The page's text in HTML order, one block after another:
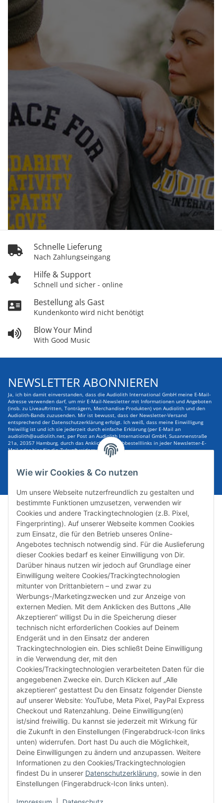
Wie wir Cookies & Co nutzen
Um unsere Webseite nutzerfreundlich zu gestalten und
bestimmte Funktionen umzusetzen, verwenden wir
Cookies und andere Trackingtechnologien (z.B. Pixel,
Fingerprinting). Auf unserer Webseite kommen Cookies
zum Einsatz, die für den Betrieb unseres Online-
Angebotes technisch notwendig sind. Für die Auslieferung
dieser Cookies bedarf es keiner Einwilligung von Dir.
Darüber hinaus nutzen wir jedoch auf Grundlage einer
Einwilligung weitere Cookies/Trackingtechnologien
mitunter von Drittanbietern – und zwar zu
Werbungs-/Marketingzwecken und zur Anzeige von
externen Medien. Mit dem Anklicken des Buttons „Alle
Akzeptieren“ willigst Du in die Speicherung dieser
technisch nicht erforderlichen Cookies auf Deinem
Endgerät und in den Einsatz der anderen
Trackingtechnologien ein. Dies schließt Deine Einwilligung
in die Verwendung der, mit den
Cookies/Trackingtechnologien verarbeiteten Daten für die
angegebenen Zwecke ein. Durch Klicken auf „Alle
akzeptieren“ gestattest Du den Einsatz folgender Dienste
auf unserer Website: YouTube, Meta Pixel, PayPal Express
Checkout und Ratenzahlung. Deine Einwilligung(en)
ist/sind freiwillig. Du kannst sie jederzeit mit Wirkung für
die Zukunft in den Einstellungen (Fingerabdruck-Icon links
unten) widerrufen. Dort hast Du auch die Möglichkeit,
Deine Einwilligungen zu ändern und anzupassen. Weitere
Informationen zu den Cookies/Trackingtechnologien
findest Du in unserer Datenschutzerklärung, sowie in den
Einstellungen (Fingerabdruck-Icon links unten).
Schnelle Lieferung
Nach Zahlungseingang
Hilfe & Support
Schnell und sicher - online
Bestellung als Gast
Kundenkonto wird nicht benötigt
Blow Your Mind
With Good Music
NEWSLETTER ABONNIEREN
Ja, ich bin damit einverstanden, dass die Audiolith International GmbH meine E-Mail-
Adresse verwenden darf, um mir E-Mail-Newsletter mit Informationen und Angeboten
(insb. zu Liveauftritten, Tonträgern, Merchandise-Produkten) von Audiolith und den
Audiolith-Bands zuzusenden. Mir ist bewusst, dass der Newsletter-Versand
entsprechend der Datenschutzerklärung erfolgt. Ich weiß, dass meine Einwilligung
freiwillig ist und ich sie jederzeit durch einfache Erklärung (per E-Mail an
audiolith@audiolith.net, per Post an Audiolith International GmbH, Susannenstraße
21a, 20357 Hamburg, durch das Anklicken des Abbestelllinks in jeder Newsletter-E-
Mail oder hier für die Zukunft widerrufen kann.
Susannenstraße 21a, DE-20357 Hamburg
Tel: +49 (0)40 432 76 990
Email:shop@audiolith.net
Servicezeiten (Mo.-Fr.) 11:00 - 15:00 Uhr
Bitte habe Verständnis dafür, dass Du uns ausschließlich zu
den oben genannten Geschäftszeiten telefonisch
kontaktieren kannst.
facebookyoutubeinstagram
tiktok
Informationen
Kundenservice
Mehr von Audiolith